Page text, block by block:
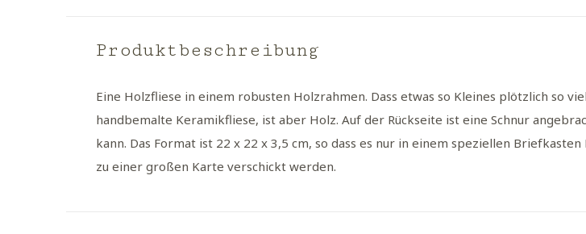
Produktbeschreibung
Eine Holzfliese in einem robusten Holzrahmen. Dass etwas so Kleines plötzlich so
handbemalte Keramikfliese, ist aber Holz. Auf der Rückseite ist eine Schnur
kann. Das Format ist 22 x 22 x 3,5 cm, so dass es nur in einem speziellen
zu einer großen Karte verschickt werden.